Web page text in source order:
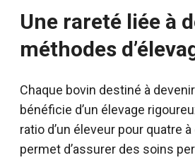
Une rareté liée à
méthodes
Chaque bovin destiné à
bénéficie d’un élevage
ratio d’un éleveur pour quatre
permet d’assurer des soins